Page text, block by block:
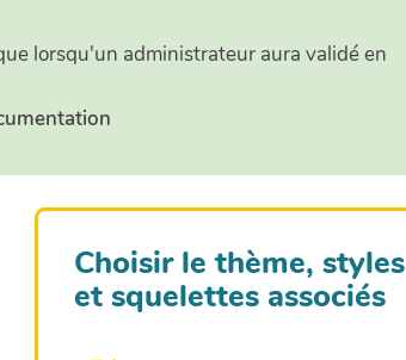
lorsqu'un administrateur aura validé en
Choisir le thème, styles
et squelettes associés